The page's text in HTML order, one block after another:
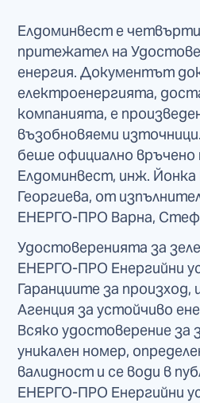
Елдоминвест е
притежател на
енергия. Документът
електроенергията,
компанията, е
възобновяеми
беше официално връчено
Елдоминвест, инж. Йонка
Георгиева, от
ЕНЕРГО-ПРО Варна,
Удостоверенията за
ЕНЕРГО-ПРО Енергийни
Гаранциите за произход,
Агенция за устойчиво
Всяко удостоверение за
уникален номер,
валидност и се води в
ЕНЕРГО-ПРО Енергийни